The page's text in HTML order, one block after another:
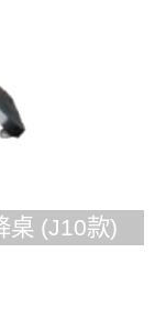
桌 (J10款)